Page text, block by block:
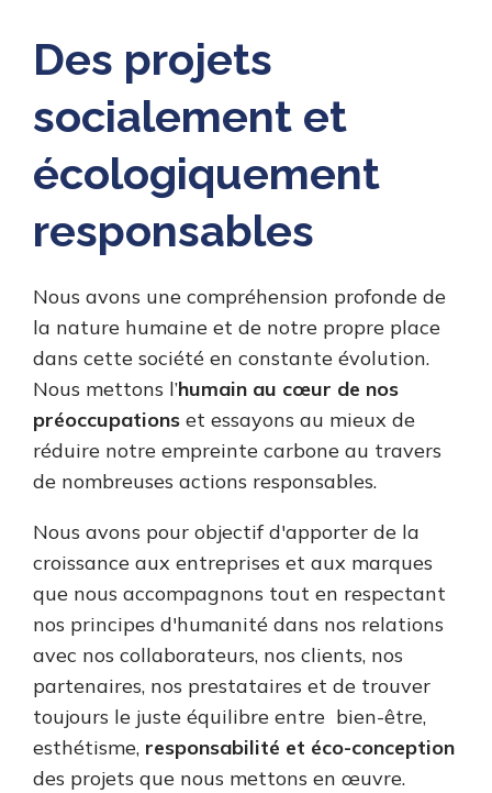
Des projets
socialement et
écologiquement
responsables
Nous avons une compréhension profonde de
la nature humaine et de notre propre place
dans cette société en constante évolution.
Nous mettons l’humain au cœur de nos
préoccupations et essayons au mieux de
réduire notre empreinte carbone au travers
de nombreuses actions responsables.
Nous avons pour objectif d'apporter de la
croissance aux entreprises et aux marques
que nous accompagnons tout en respectant
nos principes d'humanité dans nos relations
avec nos collaborateurs, nos clients, nos
partenaires, nos prestataires et de trouver
toujours le juste équilibre entre bien-être,
esthétisme, responsabilité et éco-conception
des projets que nous mettons en œuvre.